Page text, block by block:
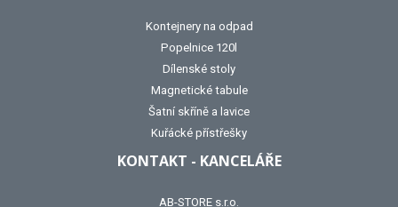
Kontejnery na odpad
Popelnice 120l
Dílenské stoly
Magnetické tabule
Šatní skříně a lavice
Kuřácké přístřešky
KONTAKT - KANCELÁŘE
AB-STORE s.r.o.